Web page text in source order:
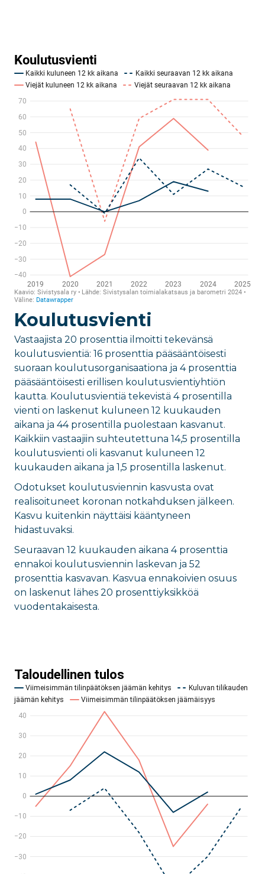
Koulutusvienti
Vastaajista 20 prosenttia ilmoitti tekevänsä
koulutusvientiä: 16 prosenttia pääsääntöisesti
suoraan koulutusorganisaationa ja 4 prosenttia
pääsääntöisesti erillisen koulutusvientiyhtiön
kautta. Koulutusvientiä tekevistä 4 prosentilla
vienti on laskenut kuluneen 12 kuukauden
aikana ja 44 prosentilla puolestaan kasvanut.
Kaikkiin vastaajiin suhteutettuna 14,5 prosentilla
koulutusvienti oli kasvanut kuluneen 12
kuukauden aikana ja 1,5 prosentilla laskenut.
Odotukset koulutusviennin kasvusta ovat
realisoituneet koronan notkahduksen jälkeen.
Kasvu kuitenkin näyttäisi kääntyneen
hidastuvaksi.
Seuraavan 12 kuukauden aikana 4 prosenttia
ennakoi koulutusviennin laskevan ja 52
prosenttia kasvavan. Kasvua ennakoivien osuus
on laskenut lähes 20 prosenttiyksikköä
vuodentakaisesta.